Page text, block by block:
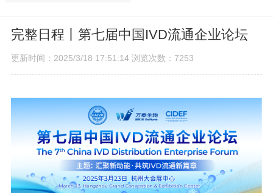
完整日程丨第七届中国IVD流通企业论坛
更新时间：2025/3/18 17:51:14 浏览次数：7253